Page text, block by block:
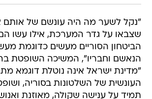
"נקל לשער מה היה עונשם של אותם
שצבאו על גדר המערכת, אילו עשו
הביטחון הסוריים מעשים כדוגמת
הנאשם וחבריו", המשיכה השופטת
"מדינת ישראל אינה נוטלת דוגמא
העונשית של השלטונות בסוריה,
תמיד על ענישה שקולה, מאוזנת